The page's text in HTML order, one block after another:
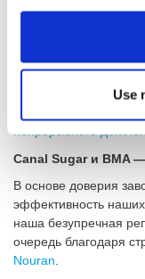
Use
целенаправленного
выпарные аппараты,
аппараты (БИВА),
непрерывного
Canal Sugar и BMA
В основе доверия
эффективность
наша безупречная
очередь благодаря
Nouran.